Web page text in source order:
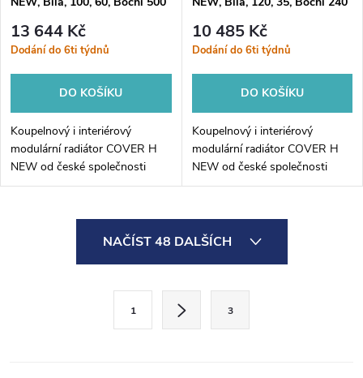
13 644 Kč
Dodání do 6ti týdnů
DO KOŠÍKU
Koupelnový i interiérový
modulární radiátor COVER H
NEW od české společnosti
HOPA. Elegantní radiátor je
COVER H NEW je originální
10 485 Kč
Dodání do 6ti týdnů
DO KOŠÍKU
Koupelnový i interiérový
modulární radiátor COVER H
NEW od české společnosti
HOPA. Elegantní radiátor je
COVER H NEW je originální
radiátor...
NAČÍST 48 DALŠÍCH
1 3